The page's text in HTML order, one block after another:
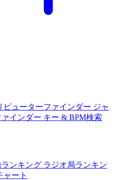
ビューターファインダー ジャ
インダー キー & BPM検索
ンキング ラジオ局ランキン
ャート